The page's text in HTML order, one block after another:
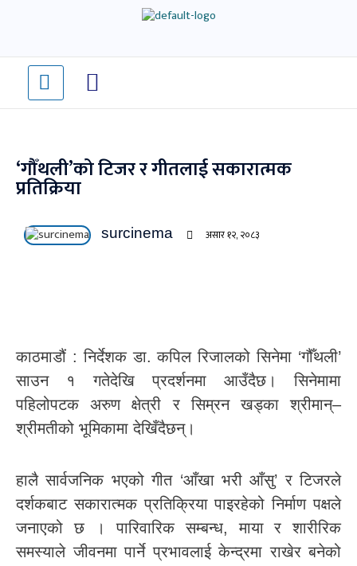
‘गौँथली’को टिजर र गीतलाई सकारात्मक
प्रतिक्रिया
surcinema असार १२, २०८३
काठमाडौं : निर्देशक डा. कपिल रिजालको सिनेमा ‘गौँथली’
साउन १ गतेदेखि प्रदर्शनमा आउँदैछ। सिनेमामा
पहिलोपटक अरुण क्षेत्री र सिम्रन खड्का श्रीमान्–
श्रीमतीको भूमिकामा देखिँदैछन्।
हालै सार्वजनिक भएको गीत ‘आँखा भरी आँसु’ र टिजरले
दर्शकबाट सकारात्मक प्रतिक्रिया पाइरहेको निर्माण पक्षले
जनाएको छ । पारिवारिक सम्बन्ध, माया र शारीरिक
समस्याले जीवनमा पार्ने प्रभावलाई केन्द्रमा राखेर बनेको